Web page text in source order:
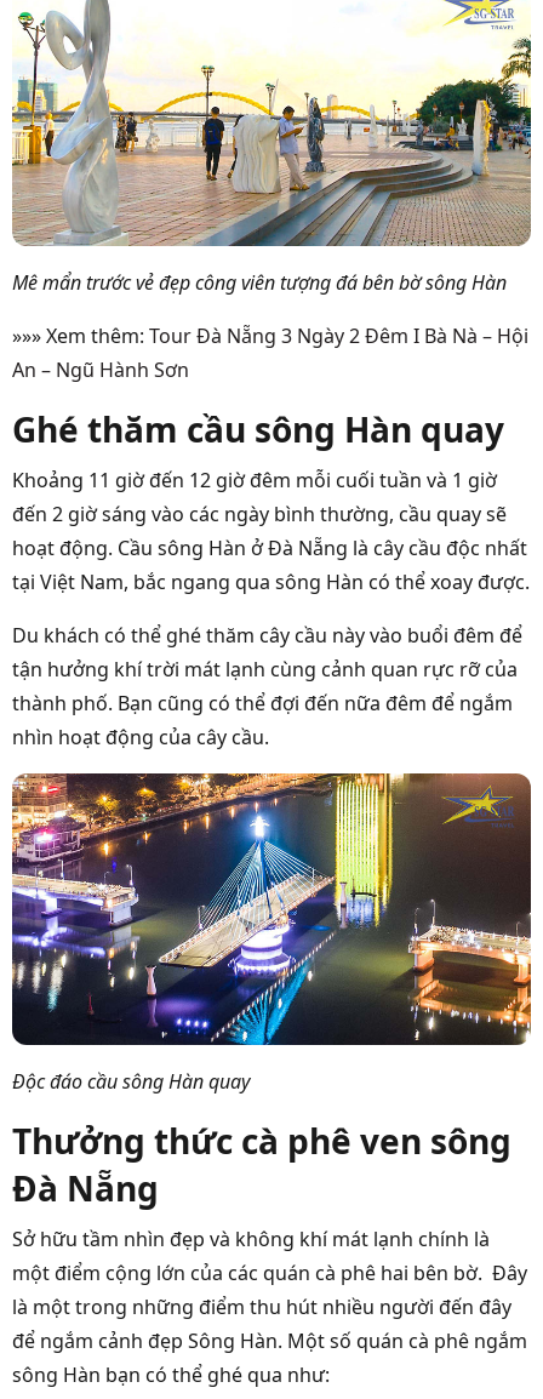
Mê mẩn trước vẻ đẹp công viên tượng đá bên bờ sông Hàn
»»» Xem thêm: Tour Đà Nẵng 3 Ngày 2 Đêm I Bà Nà – Hội
An – Ngũ Hành Sơn
Ghé thăm cầu sông Hàn quay
Khoảng 11 giờ đến 12 giờ đêm mỗi cuối tuần và 1 giờ
đến 2 giờ sáng vào các ngày bình thường, cầu quay sẽ
hoạt động. Cầu sông Hàn ở Đà Nẵng là cây cầu độc nhất
tại Việt Nam, bắc ngang qua sông Hàn có thể xoay được.
Du khách có thể ghé thăm cây cầu này vào buổi đêm để
tận hưởng khí trời mát lạnh cùng cảnh quan rực rỡ của
thành phố. Bạn cũng có thể đợi đến nữa đêm để ngắm
nhìn hoạt động của cây cầu.
Độc đáo cầu sông Hàn quay
Thưởng thức cà phê ven sông
Đà Nẵng
Sở hữu tầm nhìn đẹp và không khí mát lạnh chính là
một điểm cộng lớn của các quán cà phê hai bên bờ. Đây
là một trong những điểm thu hút nhiều người đến đây
để ngắm cảnh đẹp Sông Hàn. Một số quán cà phê ngắm
sông Hàn bạn có thể ghé qua như: